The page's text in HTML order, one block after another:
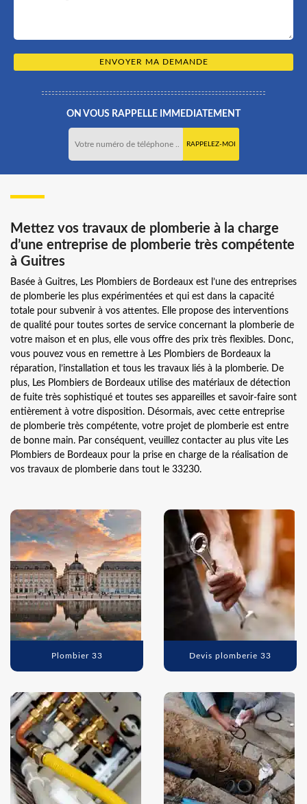
ON VOUS RAPPELLE IMMEDIATEMENT
Mettez vos travaux de plomberie à la charge
d’une entreprise de plomberie très compétente
à Guitres
Basée à Guitres, Les Plombiers de Bordeaux est l’une des entreprises
de plomberie les plus expérimentées et qui est dans la capacité
totale pour subvenir à vos attentes. Elle propose des interventions
de qualité pour toutes sortes de service concernant la plomberie de
votre maison et en plus, elle vous offre des prix très flexibles. Donc,
vous pouvez vous en remettre à Les Plombiers de Bordeaux la
réparation, l’installation et tous les travaux liés à la plomberie. De
plus, Les Plombiers de Bordeaux utilise des matériaux de détection
de fuite très sophistiqué et toutes ses appareilles et savoir-faire sont
entièrement à votre disposition. Désormais, avec cette entreprise
de plomberie très compétente, votre projet de plomberie est entre
de bonne main. Par conséquent, veuillez contacter au plus vite Les
Plombiers de Bordeaux pour la prise en charge de la réalisation de
vos travaux de plomberie dans tout le 33230.
Plombier 33 Devis plomberie 33